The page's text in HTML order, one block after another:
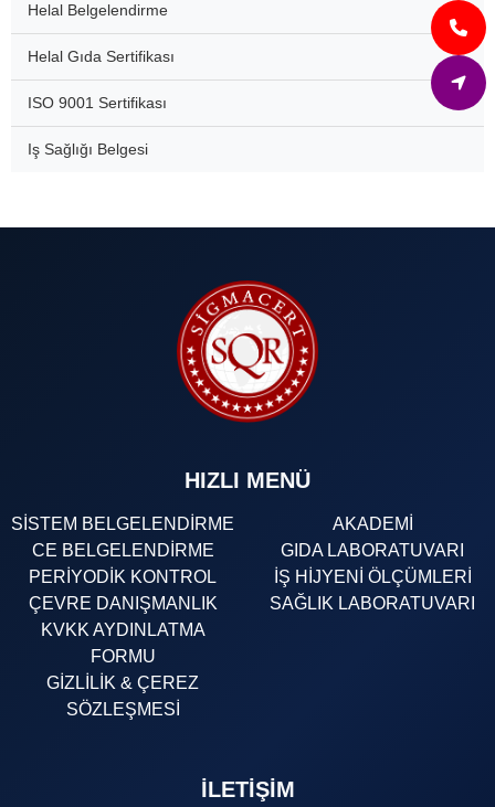
Helal Belgelendirme
Helal Gıda Sertifikası
ISO 9001 Sertifikası
Iş Sağlığı Belgesi
HIZLI MENÜ
SİSTEM BELGELENDİRME
CE BELGELENDİRME
PERİYODİK KONTROL
ÇEVRE DANIŞMANLIK
KVKK AYDINLATMA
FORMU
GİZLİLİK & ÇEREZ
SÖZLEŞMESİ
AKADEMİ
GIDA LABORATUVARI
İŞ HİJYENİ ÖLÇÜMLERİ
SAĞLIK LABORATUVARI
İLETIŞIM